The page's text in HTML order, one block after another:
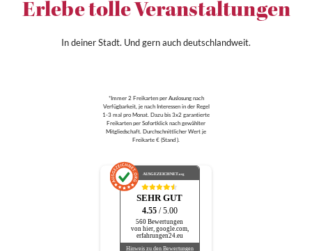
Erlebe tolle Veranstaltungen
In deiner Stadt. Und gern auch deutschlandweit.
*Immer 2 Freikarten per Auslosung nach
Verfügbarkeit, je nach Interessen in der Regel
1-3 mal pro Monat. Dazu bis 3x2 garantierte
Freikarten per Sofortklick nach gewählter
Mitgliedschaft. Durchschnittlicher Wert je
Freikarte € (Stand ).
AUSGEZEICHNET.org
SEHR GUT
4.55 / 5.00
560 Bewertungen
von hier, google.com,
erfahrungen24.eu
Hinweis zu den Bewertungen